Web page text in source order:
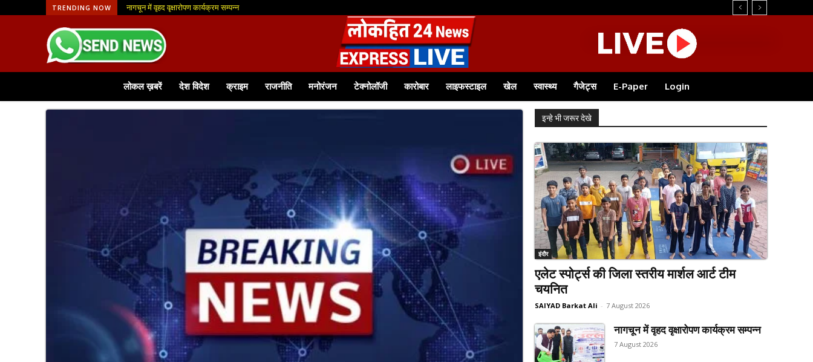
TRENDING NOW नागचून में वृहद वृक्षारोपण कार्यक्रम सम्पन्न
लोकल ख़बरें देश विदेश क्राइम राजनीति मनोरंजन टेक्नोलॉजी कारोबार लाइफस्टाइल खेल स्वास्थ्य गैजेट्स E-Paper Login
इन्हे भी जरूर देखे
इंदौर
एलेट स्पोर्ट्स की जिला स्तरीय मार्शल आर्ट टीम
चयनित
SAIYAD Barkat Ali - 7 August 2026
नागचून में वृहद वृक्षारोपण कार्यक्रम सम्पन्न
7 August 2026